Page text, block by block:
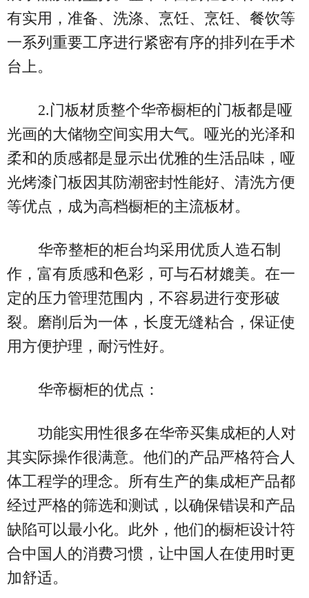
有实用，准备、洗涤、烹饪、烹饪、餐饮等
一系列重要工序进行紧密有序的排列在手术
台上。
2.门板材质整个华帝橱柜的门板都是哑
光画的大储物空间实用大气。哑光的光泽和
柔和的质感都是显示出优雅的生活品味，哑
光烤漆门板因其防潮密封性能好、清洗方便
等优点，成为高档橱柜的主流板材。
华帝整柜的柜台均采用优质人造石制
作，富有质感和色彩，可与石材媲美。在一
定的压力管理范围内，不容易进行变形破
裂。磨削后为一体，长度无缝粘合，保证使
用方便护理，耐污性好。
华帝橱柜的优点：
功能实用性很多在华帝买集成柜的人对
其实际操作很满意。他们的产品严格符合人
体工程学的理念。所有生产的集成柜产品都
经过严格的筛选和测试，以确保错误和产品
缺陷可以最小化。此外，他们的橱柜设计符
合中国人的消费习惯，让中国人在使用时更
加舒适。